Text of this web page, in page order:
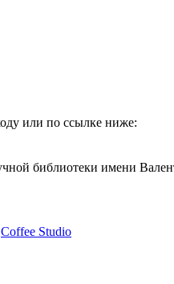
или по ссылке ниже:
библиотеки имени
Coffee Studio